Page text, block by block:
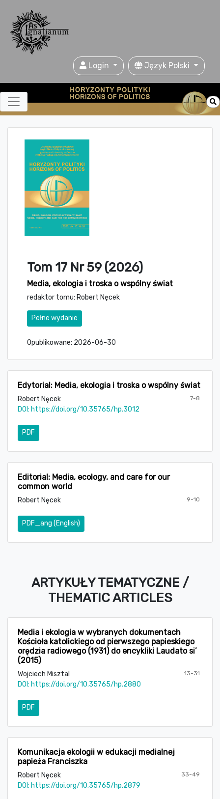
Login Język Polski
Tom 17 Nr 59 (2026)
Media, ekologia i troska o wspólny świat
redaktor tomu: Robert Nęcek
Pełne wydanie
Opublikowane: 2026-06-30
Edytorial: Media, ekologia i troska o wspólny świat
Robert Nęcek 7-8
DOI: https://doi.org/10.35765/hp.3012
PDF
Editorial: Media, ecology, and care for our
common world
Robert Nęcek 9-10
PDF_ang (English)
ARTYKUŁY TEMATYCZNE /
THEMATIC ARTICLES
Media i ekologia w wybranych dokumentach
Kościoła katolickiego od pierwszego papieskiego
orędzia radiowego (1931) do encykliki Laudato si’
(2015)
Wojciech Misztal 13-31
DOI: https://doi.org/10.35765/hp.2880
PDF
Komunikacja ekologii w edukacji medialnej
papieża Franciszka
Robert Nęcek 33-49
DOI: https://doi.org/10.35765/hp.2879